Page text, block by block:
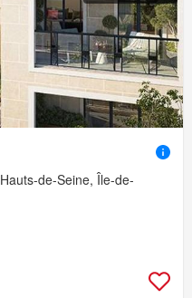
de-Seine, Île-de-